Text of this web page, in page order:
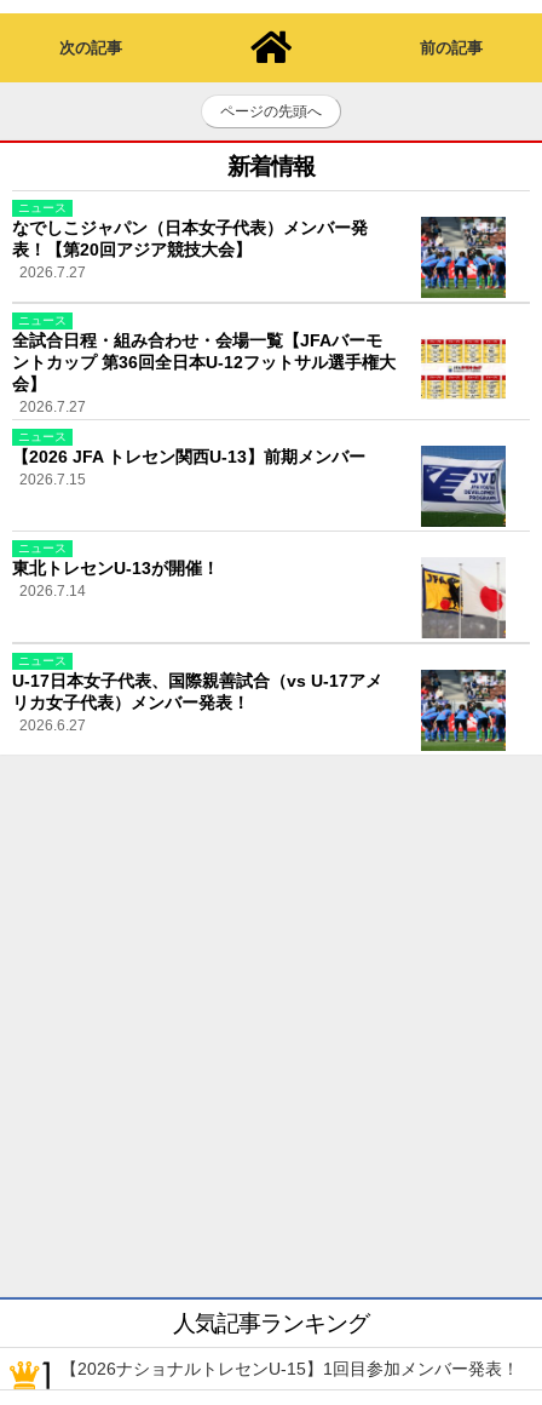
次の記事 前の記事
ページの先頭へ
新着情報
ニュース
なでしこジャパン（日本女子代表）メンバー発
表！【第20回アジア競技大会】
2026.7.27
ニュース
全試合日程・組み合わせ・会場一覧【JFAバーモ
ントカップ 第36回全日本U-12フットサル選手権大
会】
2026.7.27
ニュース
【2026 JFA トレセン関西U-13】前期メンバー
2026.7.15
ニュース
東北トレセンU-13が開催！
2026.7.14
ニュース
U-17日本女子代表、国際親善試合（vs U-17アメ
リカ女子代表）メンバー発表！
2026.6.27
人気記事ランキング
【2026ナショナルトレセンU-15】1回目参加メンバー発表！